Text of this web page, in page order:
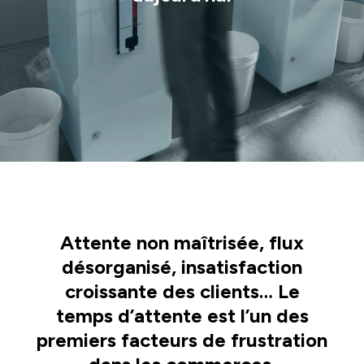
Attente non maîtrisée, flux
désorganisé, insatisfaction
croissante des clients… Le
temps d’attente est l’un des
premiers facteurs de frustration